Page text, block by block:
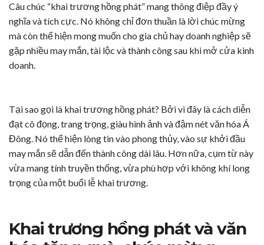
Câu chúc “khai trương hồng phát” mang thông điệp đầy ý
nghĩa và tích cực. Nó không chỉ đơn thuần là lời chúc mừng
mà còn thể hiện mong muốn cho gia chủ hay doanh nghiệp sẽ
gặp nhiều may mắn, tài lộc và thành công sau khi mở cửa kinh
doanh.
Tại sao gọi là khai trương hồng phát? Bởi vì đây là cách diễn
đạt cô đọng, trang trọng, giàu hình ảnh và đậm nét văn hóa Á
Đông. Nó thể hiện lòng tin vào phong thủy, vào sự khởi đầu
may mắn sẽ dẫn đến thành công dài lâu. Hơn nữa, cụm từ này
vừa mang tính truyền thống, vừa phù hợp với không khí long
trọng của một buổi lễ khai trương.
Khai trương hồng phát và văn